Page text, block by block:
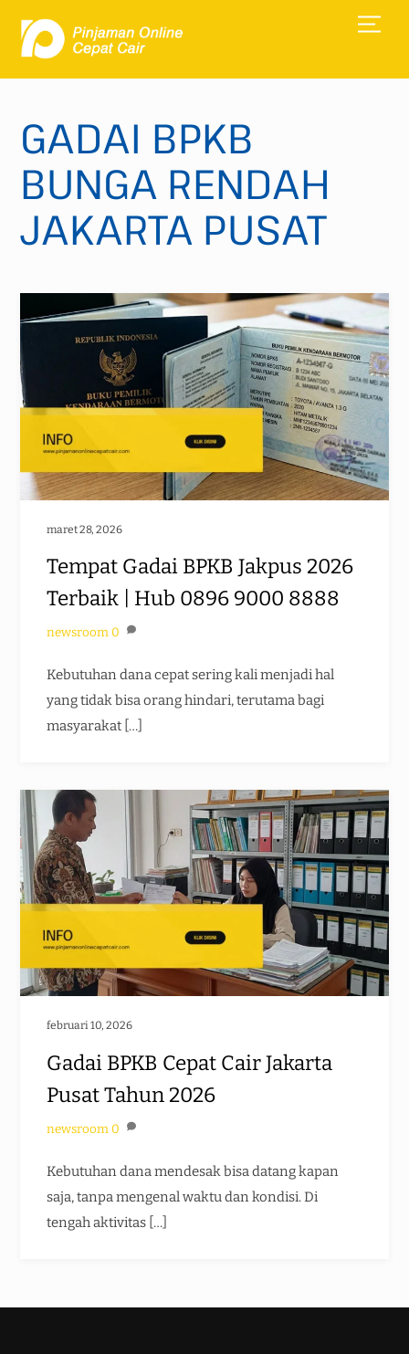
content
GADAI BPKB
BUNGA RENDAH
JAKARTA PUSAT
maret 28, 2026
Tempat Gadai BPKB Jakpus 2026
Terbaik | Hub 0896 9000 8888
newsroom 0
Kebutuhan dana cepat sering kali menjadi hal
yang tidak bisa orang hindari, terutama bagi
masyarakat […]
februari 10, 2026
Gadai BPKB Cepat Cair Jakarta
Pusat Tahun 2026
newsroom 0
Kebutuhan dana mendesak bisa datang kapan
saja, tanpa mengenal waktu dan kondisi. Di
tengah aktivitas […]